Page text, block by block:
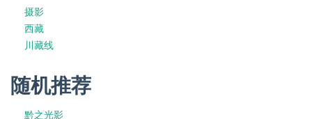
摄影
西藏
川藏线
随机推荐
黔之光影